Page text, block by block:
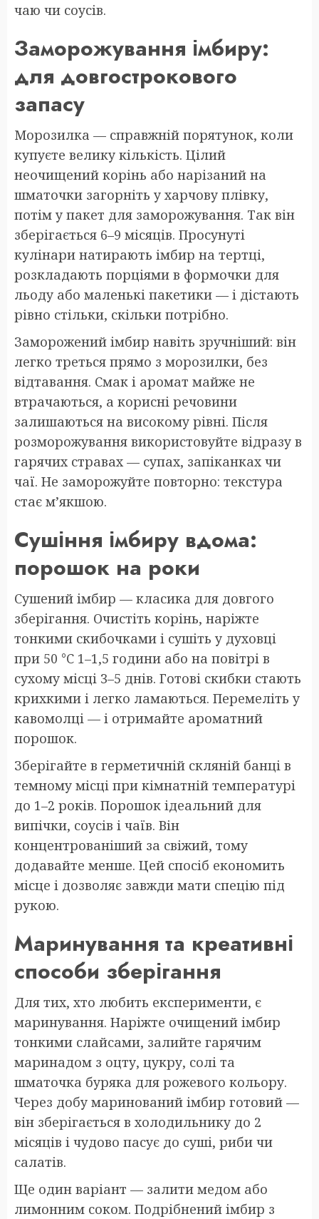
чаю чи соусів.
Заморожування імбиру:
для довгострокового
запасу
Морозилка — справжній порятунок, коли
купуєте велику кількість. Цілий
неочищений корінь або нарізаний на
шматочки загорніть у харчову плівку,
потім у пакет для заморожування. Так він
зберігається 6–9 місяців. Просунуті
кулінари натирають імбир на тертці,
розкладають порціями в формочки для
льоду або маленькі пакетики — і дістають
рівно стільки, скільки потрібно.
Заморожений імбир навіть зручніший: він
легко треться прямо з морозилки, без
відтавання. Смак і аромат майже не
втрачаються, а корисні речовини
залишаються на високому рівні. Після
розморожування використовуйте відразу в
гарячих стравах — супах, запіканках чи
чаї. Не заморожуйте повторно: текстура
стає м’якшою.
Сушіння імбиру вдома:
порошок на роки
Сушений імбир — класика для довгого
зберігання. Очистіть корінь, наріжте
тонкими скибочками і сушіть у духовці
при 50 °C 1–1,5 години або на повітрі в
сухому місці 3–5 днів. Готові скибки стають
крихкими і легко ламаються. Перемеліть у
кавомолці — і отримайте ароматний
порошок.
Зберігайте в герметичній скляній банці в
темному місці при кімнатній температурі
до 1–2 років. Порошок ідеальний для
випічки, соусів і чаїв. Він
концентрованіший за свіжий, тому
додавайте менше. Цей спосіб економить
місце і дозволяє завжди мати спецію під
рукою.
Маринування та креативні
способи зберігання
Для тих, хто любить експерименти, є
маринування. Наріжте очищений імбир
тонкими слайсами, залийте гарячим
маринадом з оцту, цукру, солі та
шматочка буряка для рожевого кольору.
Через добу маринований імбир готовий —
він зберігається в холодильнику до 2
місяців і чудово пасує до суші, риби чи
салатів.
Ще один варіант — залити медом або
лимонним соком. Подрібнений імбир з